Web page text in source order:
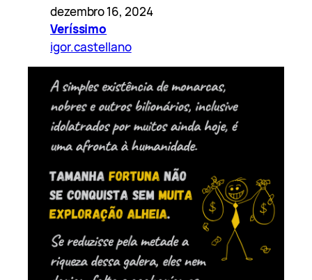
dezembro 16, 2024
Veríssimo
igor.castellano